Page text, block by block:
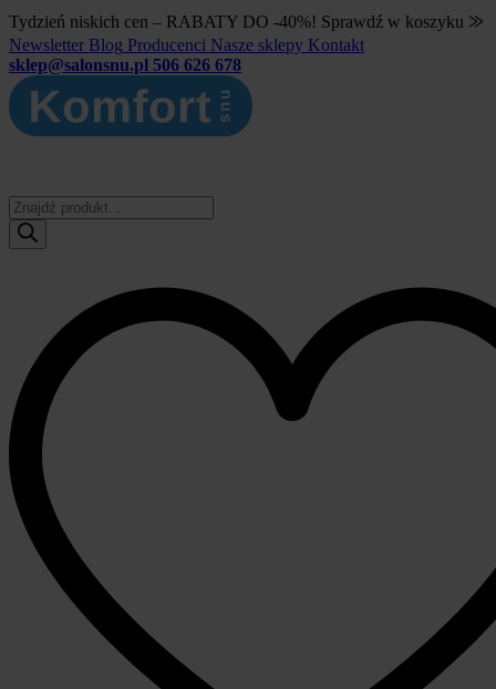
Tydzień niskich cen – RABATY DO -40%! Sprawdź w koszyku ⨠
Newsletter Blog Producenci Nasze sklepy Kontakt
sklep@salonsnu.pl 506 626 678
Wyszukiwarka
produktów